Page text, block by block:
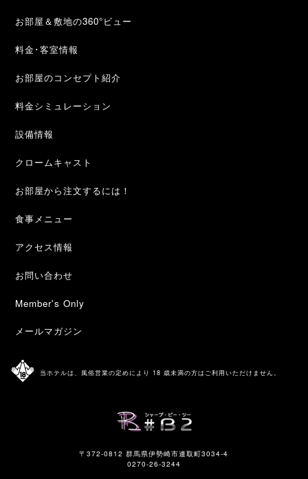
お部屋＆敷地の360°ビュー
料金･客室情報
お部屋のコンセプト紹介
料金シミュレーション
設備情報
クロームキャスト
お部屋から注文するには！
食事メニュー
アクセス情報
お問い合わせ
Member's Only
メールマガジン
当ホテルは、風俗営業の定めにより 18 歳未満の方はご利用いただけません。
〒372-0812 群馬県伊勢崎市連取町3034-4
0270-26-3244